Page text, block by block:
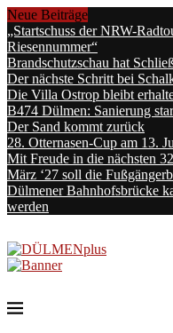
Neue Beiträge
„Startschuss der NRW-
Riesennummer“
Brandschutzschau hat
Der nächste Schritt bei
Die Villa Ostrop bleibt
B474 Dülmen: Sanierung
Der Sand kommt zurück
28. Otternasen-Cup am 13.
Mit Freude in die nächsten
März ‘27 soll die
Dülmener Bahnhofsbrücke
werden